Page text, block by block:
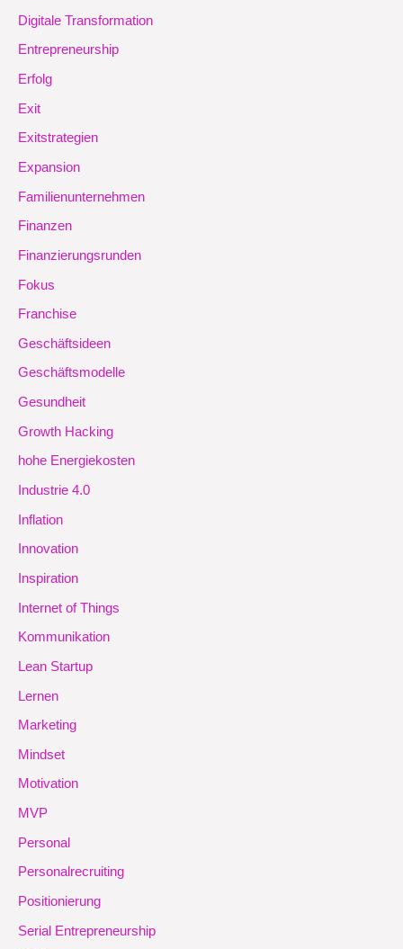
Digitale Transformation
Entrepreneurship
Erfolg
Exit
Exitstrategien
Expansion
Familienunternehmen
Finanzen
Finanzierungsrunden
Fokus
Franchise
Geschäftsideen
Geschäftsmodelle
Gesundheit
Growth Hacking
hohe Energiekosten
Industrie 4.0
Inflation
Innovation
Inspiration
Internet of Things
Kommunikation
Lean Startup
Lernen
Marketing
Mindset
Motivation
MVP
Personal
Personalrecruiting
Positionierung
Serial Entrepreneurship